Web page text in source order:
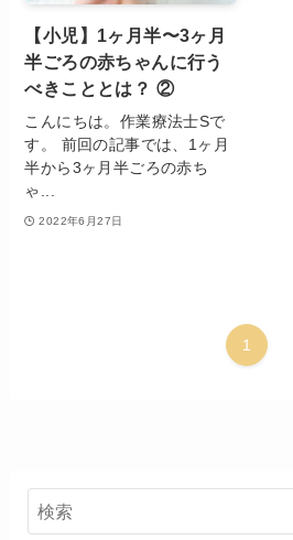
【小児】1ヶ月半〜3ヶ月
半ごろの赤ちゃんに行う
べきこととは？ ②
こんにちは。作業療法士Sで
す。 前回の記事では、1ヶ月
半から3ヶ月半ごろの赤ち
ゃ...
2022年6月27日
1